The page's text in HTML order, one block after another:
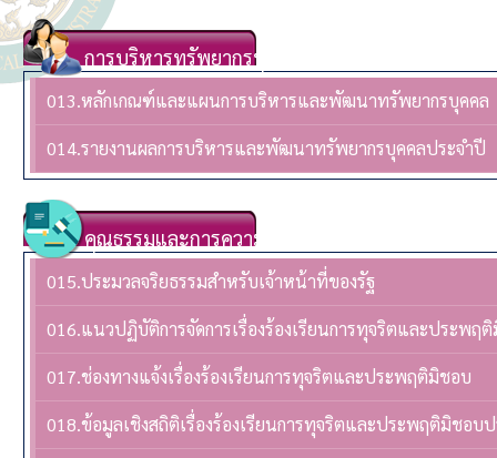
การบริหารทรัพยากรบุคล
013.หลักเกณฑ์และแผนการบริหารและพัฒนาทรัพยากรบุคคล
014.รายงานผลการบริหารและพัฒนาทรัพยากรบุคคลประจําปี
คุณธรรมและการความโปร่งใส
015.ประมวลจริยธรรมสำหรับเจ้าหน้าที่ของรัฐ
016.แนวปฏิบัติการจัดการเรื่องร้องเรียนการทุจริตและประพฤ
017.ช่องทางแจ้งเรื่องร้องเรียนการทุจริตและประพฤติมิชอบ
018.ข้อมูลเชิงสถิติเรื่องร้องเรียนการทุจริตและประพฤติมิชอบ